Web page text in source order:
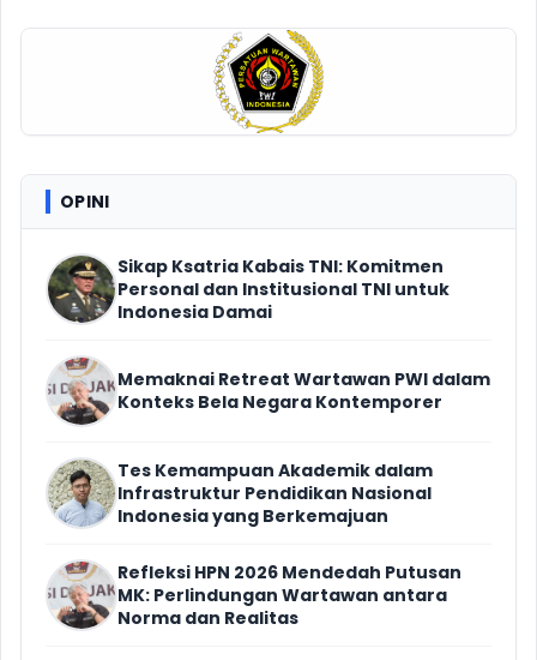
OPINI
Sikap Ksatria Kabais TNI: Komitmen
Personal dan Institusional TNI untuk
Indonesia Damai
Memaknai Retreat Wartawan PWI dalam
Konteks Bela Negara Kontemporer
Tes Kemampuan Akademik dalam
Infrastruktur Pendidikan Nasional
Indonesia yang Berkemajuan
Refleksi HPN 2026 Mendedah Putusan
MK: Perlindungan Wartawan antara
Norma dan Realitas